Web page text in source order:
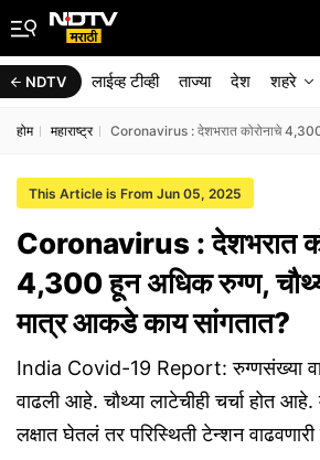
NDTV लाईव्ह टीव्ही ताज्या देश शहरे
होम महाराष्ट्र Coronavirus : देशभरात कोरोनाचे 4,300
This Article is From Jun 05, 2025
Coronavirus : देशभरात
4,300 हून अधिक रुग्ण,
मात्र आकडे काय सांगतात?
India Covid-19 Report: रुग्णसंख्या
वाढली आहे. चौथ्या लाटेचीही चर्चा होत
लक्षात घेतलं तर परिस्थिती टेन्शन वाढवणारी